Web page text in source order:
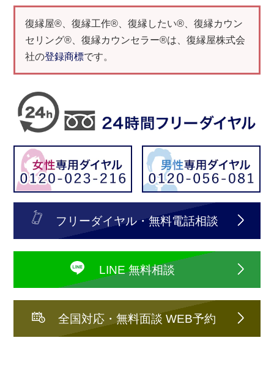
復縁屋®、復縁工作®、復縁したい®、復縁カウン
セリング®、復縁カウンセラー®は、復縁屋株式会
社の登録商標です。
フリーダイヤル・無料電話相談
LINE 無料相談
全国対応・無料面談 WEB予約